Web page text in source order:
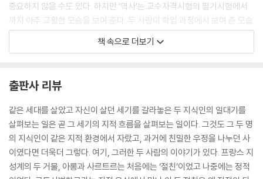
제7장 인상, 저무는 태양
‘역사’가 방향을 바꾸다
옮긴이의 말
찾아보기
중요하지 않을 수도 있다. 하지만 ‘역사’는 교수자격시험의 필기시험에서
까지 아주 교활한 모습을 보여 준다. 두 사람이 학업 과정에서 보여 준 모습
에 걸맞게 시험 준비를 위해 최선을 다하던 시기에, 아롱은 ‘이성과 사회’라
는 주제에 대해 사색할 때 최고로 빛났던 반면, 사르트르는 필기시험 성적
---「제1장 “고등사범”, 또는 순진함의 시기」중에서
‘역사’가 다시 움직이던 시기에 이런 재가동의 진원지를 이루고 있던 것은
바로 독일에서 발생한 사건들이었다. 바로 그곳에서 첫 번째 진동이 발생
했다. 하지만 그 진동이 발생한 순간에 그 자리에 있었던 사르트르는 그의
발밑에서 일어난 진동을 느끼지 못했다. 물론 이것은 불명예의 요소도 아
니고 책임을 져야 하는 요소도 아니다. 그렇지만 역사가에게는 전망이 부
책 속으로 더보기
출판사 리뷰
같은 세대를 살았고 자신이 살던 세기를 갈라놓은 두 지식인의 일대기를
살펴보는 일은 곧 그 세기의 지적 흐름을 살펴보는 일이다. 그것도 그 두 명
의 지식인이 같은 지적 환경에서 자랐고, 과거에 친밀한 우정을 나누던 사
이였다면 더욱더 그렇다. 여기, 그러한 두 사람의 이야기가 있다. 프랑스 지
성계의 두 거물, 아롱과 사르트르는 처음에는 ‘절친’이었고 나중에는 정적